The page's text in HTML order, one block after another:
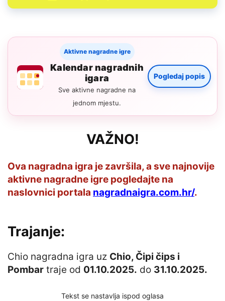
Aktivne nagradne igre
Kalendar nagradnih
igara
Sve aktivne nagradne na
jednom mjestu.
Pogledaj popis
VAŽNO!
Ova nagradna igra je završila, a sve najnovije
aktivne nagradne igre pogledajte na
naslovnici portala nagradnaigra.com.hr/.
Trajanje:
Chio nagradna igra uz Chio, Čipi čips i
Pombar traje od 01.10.2025. do 31.10.2025.
Tekst se nastavlja ispod oglasa